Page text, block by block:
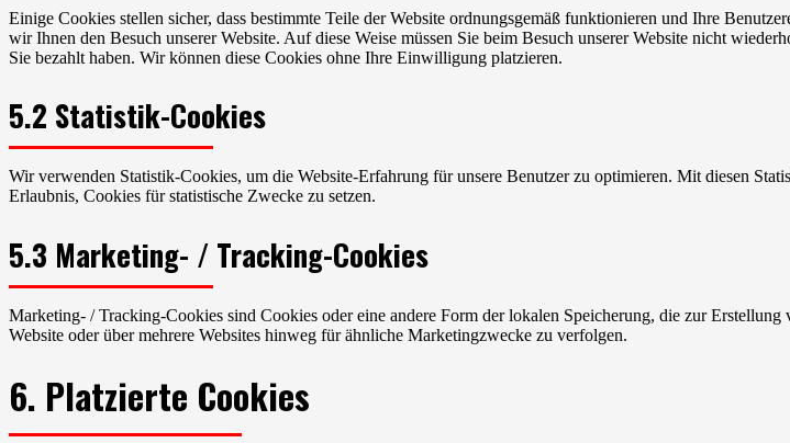
Einige Cookies stellen sicher, dass bestimmte Teile der Website ordnungsgemäß funktionieren und Ihre
wir Ihnen den Besuch unserer Website. Auf diese Weise müssen Sie beim Besuch unserer Website nicht
Sie bezahlt haben. Wir können diese Cookies ohne Ihre Einwilligung platzieren.
5.2 Statistik-Cookies
Wir verwenden Statistik-Cookies, um die Website-Erfahrung für unsere Benutzer zu optimieren. Mit diesen
Erlaubnis, Cookies für statistische Zwecke zu setzen.
5.3 Marketing- / Tracking-Cookies
Marketing- / Tracking-Cookies sind Cookies oder eine andere Form der lokalen Speicherung, die zur
Website oder über mehrere Websites hinweg für ähnliche Marketingzwecke zu verfolgen.
6. Platzierte Cookies